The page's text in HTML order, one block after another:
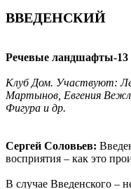
ВВЕДЕНСКИЙ
Речевые ландшафты-13
Клуб Дом. Участвуют:
Мартынов, Евгения
Фигура и др.
Сергей Соловьев:
восприятия – как это
В случае Введенского –